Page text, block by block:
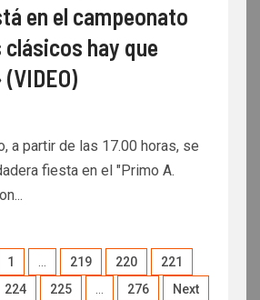
en el campeonato
clásicos hay que
a partir de las 17.00 horas, se
fiesta en el "Primo A.
1 219 220
221
224 225 276 Next